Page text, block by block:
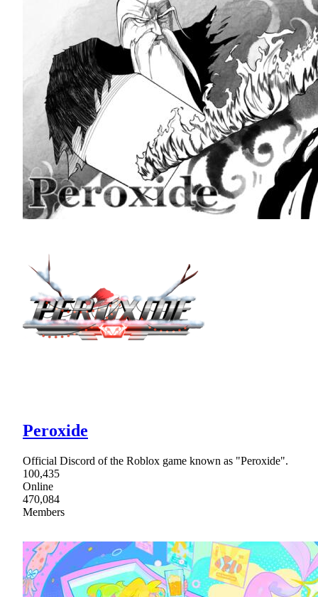
Peroxide
Official Discord of the Roblox game known as "Peroxide".
100,435
Online
470,084
Members